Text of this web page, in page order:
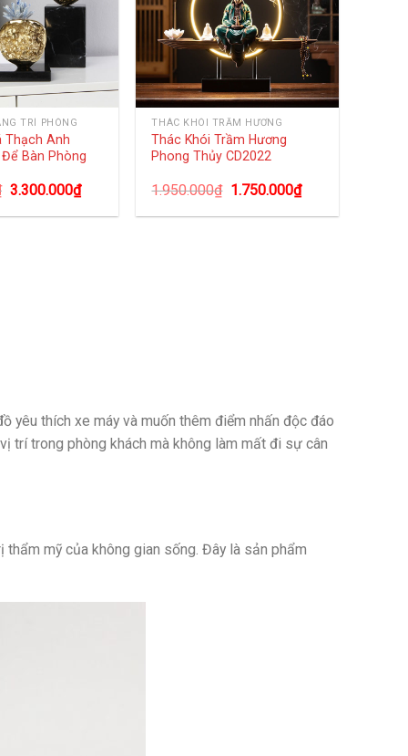
TRÍ PHÒNG
Thạch Anh
Bàn Phòng
3.300.000₫
THÁC KHÓI TRẦM HƯƠNG
Thác Khói Trầm Hương
Phong Thủy CD2022
1.950.000₫ 1.750.000₫
yêu thích xe máy và muốn thêm điểm nhấn độc đáo
trí trong phòng khách mà không làm mất đi sự cân
mỹ của không gian sống. Đây là sản phẩm